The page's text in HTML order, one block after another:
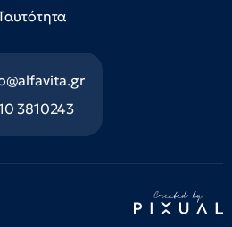
3810243